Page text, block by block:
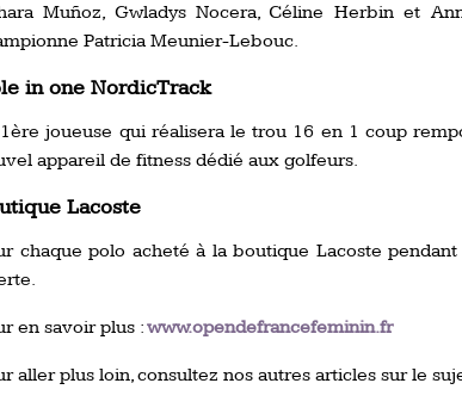
Muñoz, Gwladys Nocera, Céline Herbin et
Patricia Meunier-Lebouc.
in one NordicTrack
joueuse qui réalisera le trou 16 en 1 coup
appareil de fitness dédié aux golfeurs.
Lacoste
chaque polo acheté à la boutique Lacoste
en savoir plus :www.opendefrancefeminin.fr
aller plus loin, consultez nos autres articles sur le